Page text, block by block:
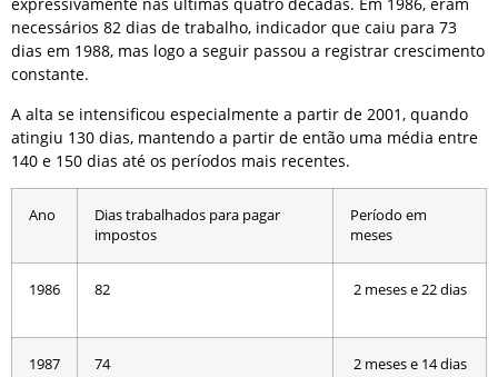
necessários 82 dias de trabalho, indicador que caiu para 73
dias em 1988, mas logo a seguir passou a registrar crescimento
constante.
A alta se intensificou especialmente a partir de 2001, quando
atingiu 130 dias, mantendo a partir de então uma média entre
140 e 150 dias até os períodos mais recentes.
Ano
Dias trabalhados para pagar
impostos
Período em
meses
1986 82 2 meses e 22 dias
1987 74 2 meses e 14 dias